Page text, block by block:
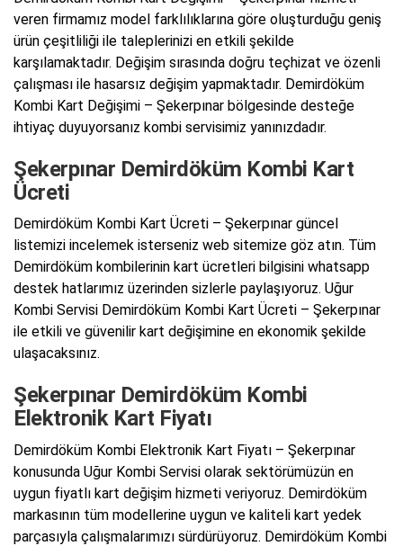
veren firmamız model farklılıklarına göre oluşturduğu geniş
ürün çeşitliliği ile taleplerinizi en etkili şekilde
karşılamaktadır. Değişim sırasında doğru teçhizat ve özenli
çalışması ile hasarsız değişim yapmaktadır. Demirdöküm
Kombi Kart Değişimi – Şekerpınar bölgesinde desteğe
ihtiyaç duyuyorsanız kombi servisimiz yanınızdadır.
Şekerpınar Demirdöküm Kombi Kart
Ücreti
Demirdöküm Kombi Kart Ücreti – Şekerpınar güncel
listemizi incelemek isterseniz web sitemize göz atın. Tüm
Demirdöküm kombilerinin kart ücretleri bilgisini whatsapp
destek hatlarımız üzerinden sizlerle paylaşıyoruz. Uğur
Kombi Servisi Demirdöküm Kombi Kart Ücreti – Şekerpınar
ile etkili ve güvenilir kart değişimine en ekonomik şekilde
ulaşacaksınız.
Şekerpınar Demirdöküm Kombi
Elektronik Kart Fiyatı
Demirdöküm Kombi Elektronik Kart Fiyatı – Şekerpınar
konusunda Uğur Kombi Servisi olarak sektörümüzün en
uygun fiyatlı kart değişim hizmeti veriyoruz. Demirdöküm
markasının tüm modellerine uygun ve kaliteli kart yedek
parçasıyla çalışmalarımızı sürdürüyoruz. Demirdöküm Kombi